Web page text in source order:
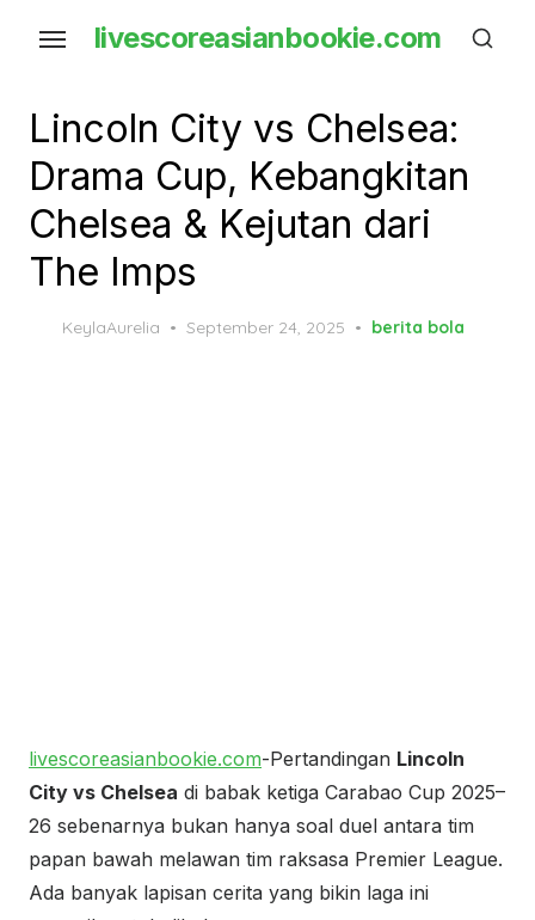
content
livescoreasianbookie.com
Lincoln City vs Chelsea:
Drama Cup, Kebangkitan
Chelsea & Kejutan dari
The Imps
KeylaAurelia
Posted
September 24, 2025 berita bola
livescoreasianbookie.com-Pertandingan Lincoln
City vs Chelsea di babak ketiga Carabao Cup 2025–
26 sebenarnya bukan hanya soal duel antara tim
papan bawah melawan tim raksasa Premier League.
Ada banyak lapisan cerita yang bikin laga ini